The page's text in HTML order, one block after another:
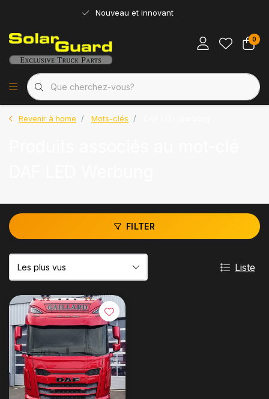
Nouveau et innovant
0
Revenir à home Mots-clés
FILTER
Liste